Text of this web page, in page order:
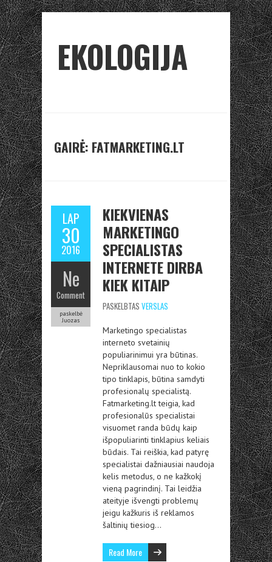
EKOLOGIJA
GAIRĖ: FATMARKETING.LT
LAP
30
2016
Ne
Comment
paskelbė
Juozas
KIEKVIENAS
MARKETINGO
SPECIALISTAS
INTERNETE DIRBA
KIEK KITAIP
PASKELBTAS VERSLAS
Marketingo specialistas
interneto svetainių
populiarinimui yra būtinas.
Nepriklausomai nuo to kokio
tipo tinklapis, būtina samdyti
profesionalų specialistą.
Fatmarketing.lt teigia, kad
profesionalūs specialistai
visuomet randa būdų kaip
išpopuliarinti tinklapius keliais
būdais. Tai reiškia, kad patyrę
specialistai dažniausiai naudoja
kelis metodus, o ne kažkokį
vieną pagrindinį. Tai leidžia
ateityje išvengti problemų
jeigu kažkuris iš reklamos
šaltinių tiesiog…
Read More